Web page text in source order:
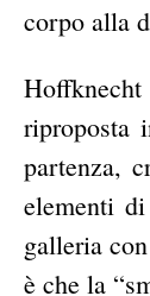
corpo alla
riproposta
partenza,
elementi
galleria
è che la